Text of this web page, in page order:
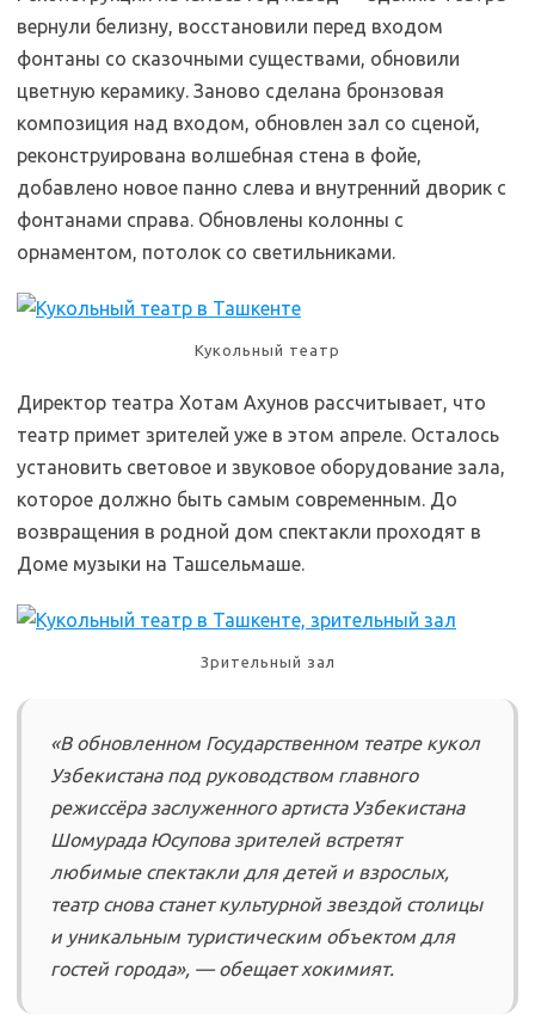
вернули белизну, восстановили перед входом
фонтаны со сказочными существами, обновили
цветную керамику. Заново сделана бронзовая
композиция над входом, обновлен зал со сценой,
реконструирована волшебная стена в фойе,
добавлено новое панно слева и внутренний дворик с
фонтанами справа. Обновлены колонны с
орнаментом, потолок со светильниками.
Кукольный театр
Директор театра Хотам Ахунов рассчитывает, что
театр примет зрителей уже в этом апреле. Осталось
установить световое и звуковое оборудование зала,
которое должно быть самым современным. До
возвращения в родной дом спектакли проходят в
Доме музыки на Ташсельмаше.
Зрительный зал
«В обновленном Государственном театре кукол
Узбекистана под руководством главного
режиссёра заслуженного артиста Узбекистана
Шомурада Юсупова зрителей встретят
любимые спектакли для детей и взрослых,
театр снова станет культурной звездой столицы
и уникальным туристическим объектом для
гостей города», — обещает хокимият.